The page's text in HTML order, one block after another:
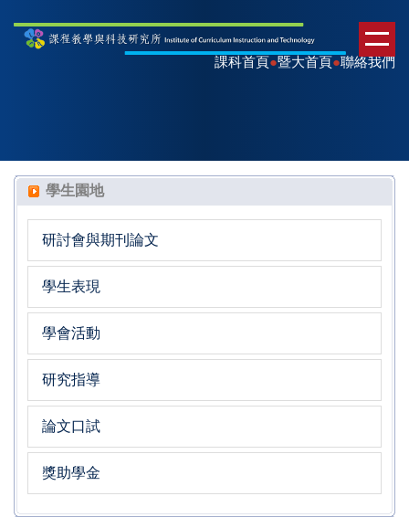
課科首頁●暨大首頁●聯絡我們
學生園地
研討會與期刊論文
學生表現
學會活動
研究指導
論文口試
獎助學金